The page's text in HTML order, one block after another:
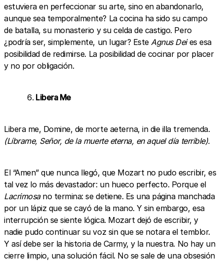
estuviera en perfeccionar su arte, sino en abandonarlo,
aunque sea temporalmente? La cocina ha sido su campo
de batalla, su monasterio y su celda de castigo. Pero
¿podría ser, simplemente, un lugar? Este Agnus Deies esa
posibilidad de redimirse. La posibilidad de cocinar por placer
y no por obligación.
Libera Me
Libera me, Domine, de morte aeterna, in die illa tremenda.
(Líbrame, Señor, de la muerte eterna, en aquel día terrible).
El “Amen” que nunca llegó, que Mozart no pudo escribir, es
tal vez lo más devastador: un hueco perfecto. Porque el
Lacrimosano termina: se detiene. Es una página manchada
por un lápiz que se cayó de la mano. Y sin embargo, esa
interrupción se siente lógica. Mozart dejó de escribir, y
nadie pudo continuar su voz sin que se notara el temblor.
Y así debe ser la historia de Carmy, y la nuestra. No hay un
cierre limpio, una solución fácil. No se sale de una obsesión